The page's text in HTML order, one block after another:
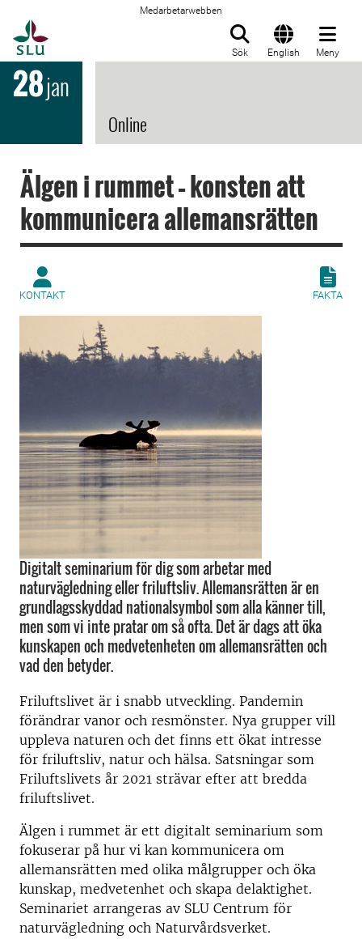
Medarbetarwebben
Sök English Meny
28jan
Online
Älgen i rummet – konsten att
kommunicera allemansrätten
KONTAKT FAKTA
Digitalt seminarium för dig som arbetar med
naturvägledning eller friluftsliv. Allemansrätten är en
grundlagsskyddad nationalsymbol som alla känner till,
men som vi inte pratar om så ofta. Det är dags att öka
kunskapen och medvetenheten om allemansrätten och
vad den betyder.
Friluftslivet är i snabb utveckling. Pandemin
förändrar vanor och resmönster. Nya grupper vill
uppleva naturen och det finns ett ökat intresse
för friluftsliv, natur och hälsa. Satsningar som
Friluftslivets år 2021 strävar efter att bredda
friluftslivet.
Älgen i rummet är ett digitalt seminarium som
fokuserar på hur vi kan kommunicera om
allemansrätten med olika målgrupper och öka
kunskap, medvetenhet och skapa delaktighet.
Seminariet arrangeras av SLU Centrum för
naturvägledning och Naturvårdsverket.